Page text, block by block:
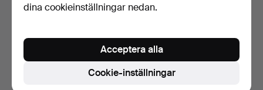
CENTRALEUROPA,
1800.
dina cookieinställningar nedan.
Cookie-inställningar
Acceptera alla